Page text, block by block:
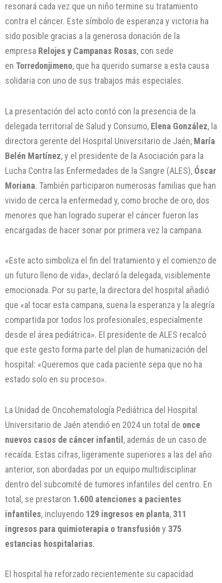
resonará cada vez que un niño termine su tratamiento
contra el cáncer. Este símbolo de esperanza y victoria ha
sido posible gracias a la generosa donación de la
empresa Relojes y Campanas Rosas, con sede
en Torredonjimeno, que ha querido sumarse a esta causa
solidaria con uno de sus trabajos más especiales.
La presentación del acto contó con la presencia de la
delegada territorial de Salud y Consumo, Elena González, la
directora gerente del Hospital Universitario de Jaén, María
Belén Martínez, y el presidente de la Asociación para la
Lucha Contra las Enfermedades de la Sangre (ALES), Óscar
Moriana. También participaron numerosas familias que han
vivido de cerca la enfermedad y, como broche de oro, dos
menores que han logrado superar el cáncer fueron las
encargadas de hacer sonar por primera vez la campana.
«Este acto simboliza el fin del tratamiento y el comienzo de
un futuro lleno de vida», declaró la delegada, visiblemente
emocionada. Por su parte, la directora del hospital añadió
que «al tocar esta campana, suena la esperanza y la alegría
compartida por todos los profesionales, especialmente
desde el área pediátrica». El presidente de ALES recalcó
que este gesto forma parte del plan de humanización del
hospital: «Queremos que cada paciente sepa que no ha
estado solo en su proceso».
La Unidad de Oncohematología Pediátrica del Hospital
Universitario de Jaén atendió en 2024 un total de once
nuevos casos de cáncer infantil, además de un caso de
recaída. Estas cifras, ligeramente superiores a las del año
anterior, son abordadas por un equipo multidisciplinar
dentro del subcomité de tumores infantiles del centro. En
total, se prestaron 1.600 atenciones a pacientes
infantiles, incluyendo 129 ingresos en planta, 311
ingresos para quimioterapia o transfusión y 375
estancias hospitalarias.
El hospital ha reforzado recientemente su capacidad